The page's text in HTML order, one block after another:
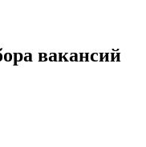
вакансий